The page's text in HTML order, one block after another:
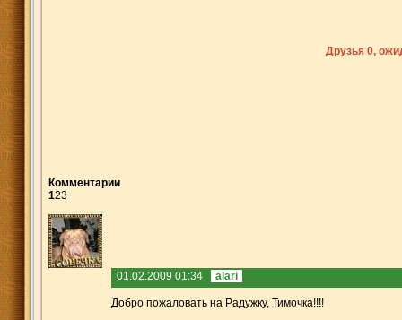
Друзья 0,
Комментарии
123
01.02.2009 01:34 alari
Добро пожаловать на Радужку, Тимочка!!!!